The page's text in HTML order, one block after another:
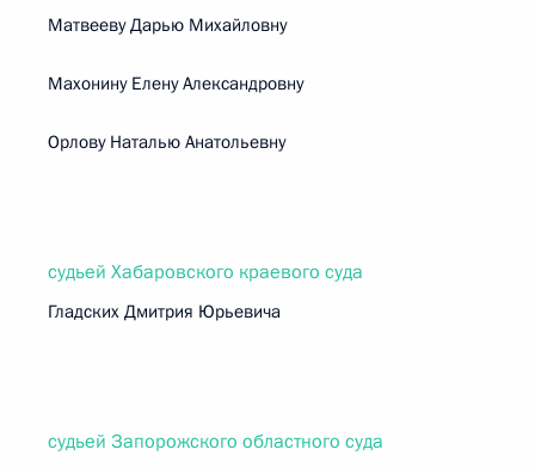
Матвееву Дарью Михайловну
Махонину Елену Александровну
Орлову Наталью Анатольевну
судьей Хабаровского краевого суда
Гладских Дмитрия Юрьевича
судьей Запорожского областного суда